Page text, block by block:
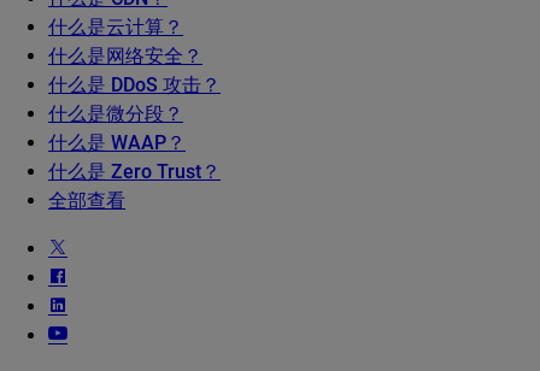
什么是云计算？
什么是网络安全？
什么是 DDoS 攻击？
什么是微分段？
什么是 WAAP？
什么是 Zero Trust？
全部查看